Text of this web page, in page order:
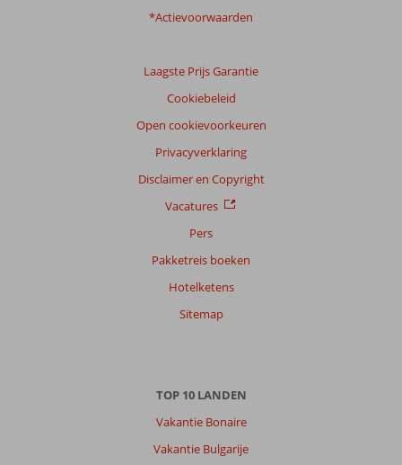
*Actievoorwaarden
Laagste Prijs Garantie
Cookiebeleid
Open cookievoorkeuren
Privacyverklaring
Disclaimer en Copyright
Vacatures
Pers
Pakketreis boeken
Hotelketens
Sitemap
TOP 10 LANDEN
Vakantie Bonaire
Vakantie Bulgarije